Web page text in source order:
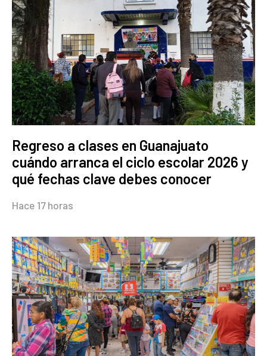
Regreso a clases en Guanajuato
cuándo arranca el ciclo escolar 2026 y
qué fechas clave debes conocer
Hace 17 horas